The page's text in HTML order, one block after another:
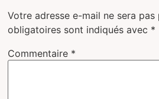
Votre adresse e-mail ne sera pas
obligatoires sont indiqués avec *
Commentaire *